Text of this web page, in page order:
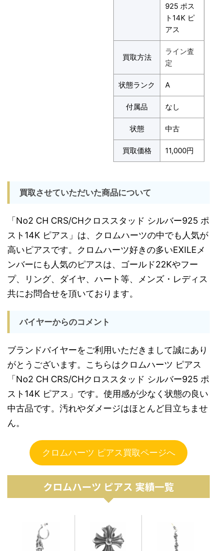
925 ポス
ト14K ピ
アス
買取方法
ライン査
定
状態ランク A
付属品 なし
状態 中古
買取価格 11,000円
買取させていただいた商品について
「No2 CH CRS/CHクロススタッド シルバー925 ポ
スト14K ピアス」は、クロムハーツの中でも人気が
高いピアスです。クロムハーツ好きの多いEXILEメ
ンバーにも人気のピアスは、ゴールド22Kやフー
プ、リング、ダイヤ、ハート等、メンズ・レディス
共にお問合せを頂いております。
バイヤーからのコメント
ブランドバイヤーをご利用いただきまして誠にあり
がとうございます。こちらはクロムハーツ ピアス
「No2 CH CRS/CHクロススタッド シルバー925 ポ
スト14K ピアス」です。使用感が少なく状態の良い
中古品です。汚れやダメージはほとんど目立ちませ
ん。
クロムハーツ ピアス買取ページへ
クロムハーツ ピアス 実績一覧